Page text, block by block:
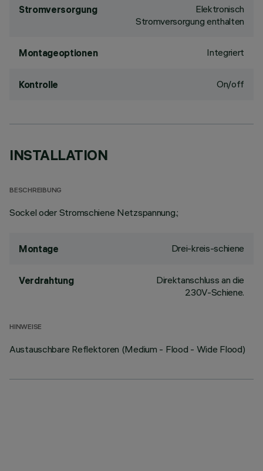
Stromversorgung
Elektronisch
Stromversorgung enthalten
Montageoptionen Integriert
Kontrolle On/off
INSTALLATION
BESCHREIBUNG
Sockel oder Stromschiene Netzspannung.;
Montage Drei-kreis-schiene
Verdrahtung
Direktanschluss an die
230V-Schiene.
HINWEISE
Austauschbare Reflektoren (Medium - Flood - Wide Flood)